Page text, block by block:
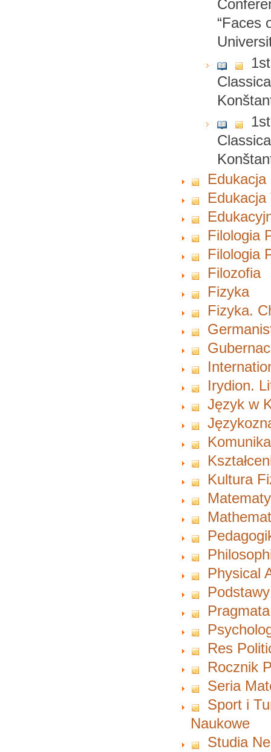
“Faces
Filologia
Filologia
Filozofia
Fizyka
Fizyka.
Irydion.
Język w
Kultura
Physical
Res
Rocznik
Seria
Sport i
Naukowe
Studia